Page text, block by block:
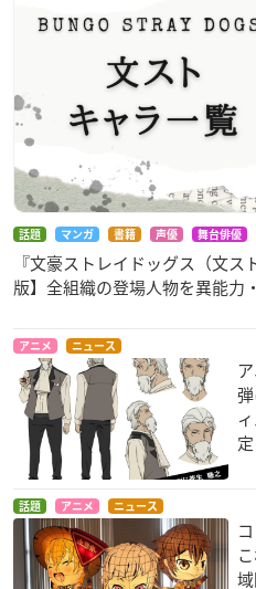
話題 マンガ 書籍 声優 舞台俳優
『文豪ストレイドッグス（文
版】全組織の登場人物を異能力
アニメ ニュース
定
話題 アニメ ニュース